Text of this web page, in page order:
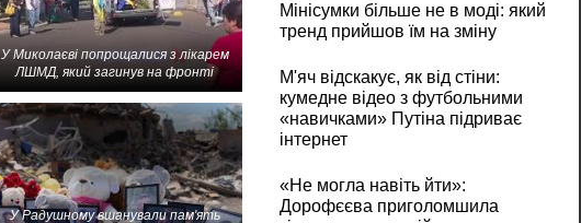
У Миколаєві попрощалися з лікарем
ЛШМД, який загинув на фронті
У Радушному вшанували пам'ять
Мінісумки більше не в моді: який
тренд прийшов їм на зміну
М'яч відскакує, як від стіни:
кумедне відео з футбольними
«навичками» Путіна підриває
інтернет
«Не могла навіть йти»:
Дорофєєва приголомшила